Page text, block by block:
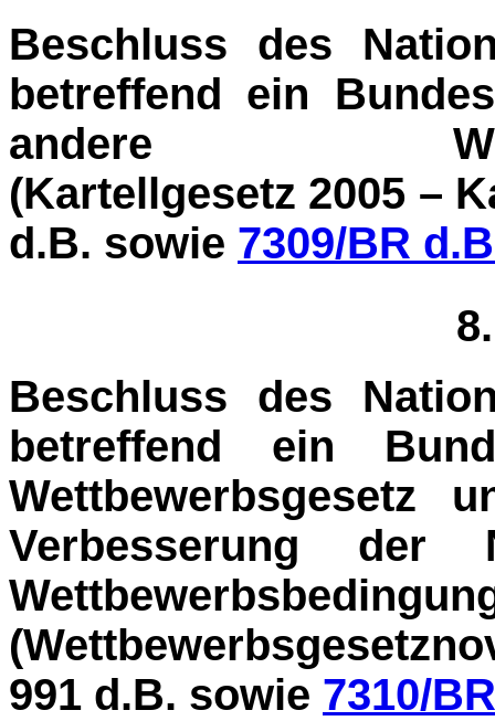
Beschluss des
betreffend ein
andere
(Kartellgesetz 2005 –
d.B. sowie 7309/BR
Beschluss des
betreffend ein
Wettbewerbsgesetz
Verbesserung der
991 d.B. sowie 7310/